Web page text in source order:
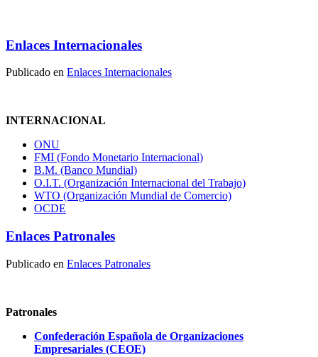
Enlaces Internacionales
Publicado en Enlaces Internacionales
INTERNACIONAL
ONU
FMI (Fondo Monetario Internacional)
B.M. (Banco Mundial)
O.I.T. (Organización Internacional del Trabajo)
WTO (Organización Mundial de Comercio)
OCDE
Enlaces Patronales
Publicado en Enlaces Patronales
Patronales
Confederación Española de Organizaciones
Empresariales (CEOE)